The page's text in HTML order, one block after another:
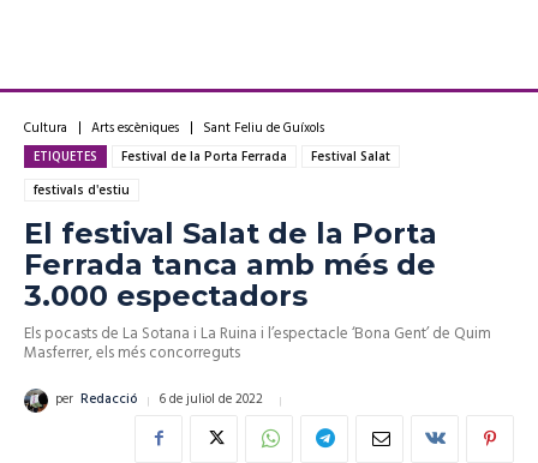
Cultura Arts escèniques Sant Feliu de Guíxols
ETIQUETES Festival de la Porta Ferrada
Festival Salat
festivals d'estiu
El festival Salat de la Porta
Ferrada tanca amb més de
3.000 espectadors
Els pocasts de La Sotana i La Ruina i l’espectacle ‘Bona Gent’ de Quim
Masferrer, els més concorreguts
per Redacció 6 de juliol de 2022